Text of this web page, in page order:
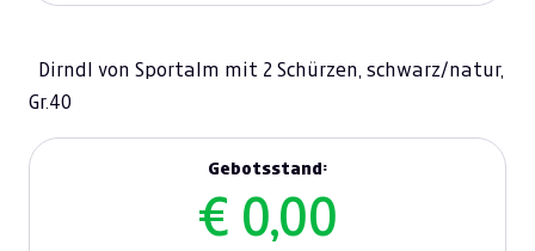
Dirndl von Sportalm mit 2 Schürzen, schwarz/natur,
Gr.40
Gebotsstand:
€ 0,00